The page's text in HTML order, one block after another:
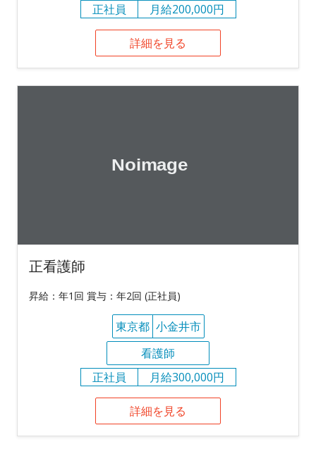
正社員
月給200,000円
詳細を見る
正看護師
昇給：年1回 賞与：年2回 (正社員)
東京都 小金井市
看護師
正社員
月給300,000円
詳細を見る